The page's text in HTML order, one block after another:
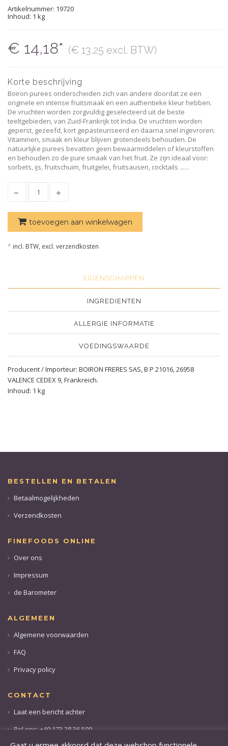
Artikelnummer: 19720
Inhoud: 1 kg
€ 14,18* (€ 13,25 excl. BTW)
Korte beschrijving
Boiron purees onderscheiden zich van andere doordat ze een
originele en intense fruitsmaak en een authentieke kleur hebben.
De vruchten worden zorgvuldig geselecteerd uit de beste
teeltgebieden, van Zuid-Frankrijk tot India. De vruchten worden
geperst, gezeefd, kort gepasteuriseerd en daarna snel ingevroren.
Vitaminen, smaak en kleur blijven grotendeels behouden. De
natuurlijke purees bevatten geen bewaarmiddelen of kleurstoffen
en behouden zo de pure smaak van het fruit. Ze zijn ideaal voor:
sorbets, ijs, fruitschuim, fruitgelei, fruitsausen, cocktails ......
toevoegen aan winkelwagen
* incl. BTW, excl. verzendkosten
EIGENSCHAPPEN
INGREDIENTEN
ALLERGIE INFORMATIE
VOEDINGSWAARDE
Producent / Importeur: BOIRON FRERES SAS, B P 21016, 26958
VALENCE CEDEX 9, Frankreich.
Inhoud: 1 kg
BESTELLEN EN BETALEN
Betaalmogelijkheden
Verzendkosten
FINEFOODS ONLINE
Over ons
Impressum
de Barometer
ALGEMEEN
Algemene voorwaarden
FAQ
Privacy policy
CONTACT
Laat een bericht achter
Bel ons: +49 173 28 36 509